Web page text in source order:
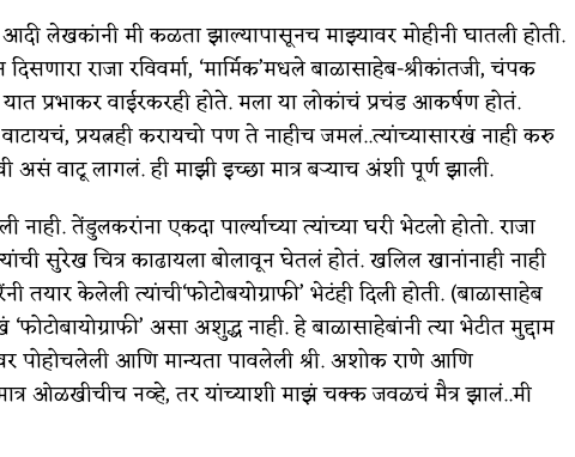
लेखकांनी मी कळता झाल्यापासूनच माझ्यावर मोहीनी घातली होती.
राजा रविवर्मा, ‘मार्मिक’मधले बाळासाहेब-श्रीकांतजी, चंपक
यात प्रभाकर वाईरकरही होते. मला या लोकांचं प्रचंड आकर्षण होतं.
प्रयत्नही करायचो पण ते नाहीच जमलं..त्यांच्यासारखं नाही करु
वाटू लागलं. ही माझी इच्छा मात्र बऱ्याच अंशी पूर्ण झाली.
तेंडुलकरांना एकदा पार्ल्याच्या त्यांच्या घरी भेटलो होतो. राजा
सुरेख चित्र काढायला बोलावून घेतलं होतं. खलिल खानांनाही नाही
तयार केलेली त्यांची‘फोटोबयोग्राफी’ भेटंही दिली होती. (बाळासाहेब
असा अशुद्ध नाही. हे बाळासाहेबांनी त्या भेटीत मुद्दाम
पोहोचलेली आणि मान्यता पावलेली श्री. अशोक राणे आणि
मात्र ओळखीचीच नव्हे, तर यांच्याशी माझं चक्क जवळचं मैत्र झालं..मी